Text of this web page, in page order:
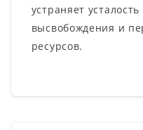
устраняет
высвобождения и
ресурсов.